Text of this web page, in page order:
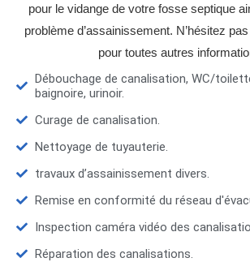
pour le vidange de votre fosse septique
problème d’assainissement. N’hésitez
pour toutes autres
Débouchage de canalisation, WC/
baignoire, urinoir.
Curage de canalisation.
Nettoyage de tuyauterie.
travaux d’assainissement divers.
Remise en conformité du réseau
Inspection caméra vidéo des
Réparation des canalisations.